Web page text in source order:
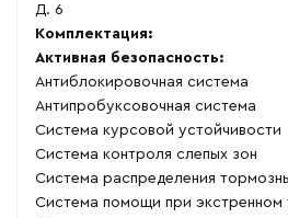
Д. 6
Комплектация:
Активная безопасность:
Антиблокировочная система
Антипробуксовочная система
Система курсовой устойчивости
Система контроля слепых зон
Система распределения
Система помощи при